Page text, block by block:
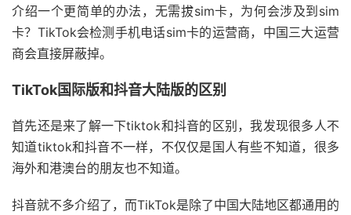
介绍一个更简单的办法，无需拔sim卡，为何会涉及到sim
卡？TikTok会检测手机电话sim卡的运营商，中国三大运营
商会直接屏蔽掉。
TikTok国际版和抖音大陆版的区别
首先还是来了解一下tiktok和抖音的区别，我发现很多人不
知道tiktok和抖音不一样，不仅仅是国人有些不知道，很多
海外和港澳台的朋友也不知道。
抖音就不多介绍了，而TikTok是除了中国大陆地区都通用的